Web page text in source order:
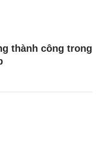
thành công trong